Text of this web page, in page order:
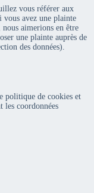
vous référer aux
vous avez une plainte
aimerions en être
une plainte auprès de
des données).
politique de cookies et
les coordonnées